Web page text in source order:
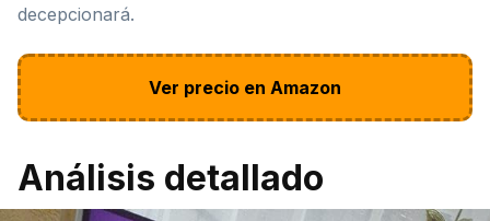
decepcionará.
Ver precio en Amazon
Análisis detallado